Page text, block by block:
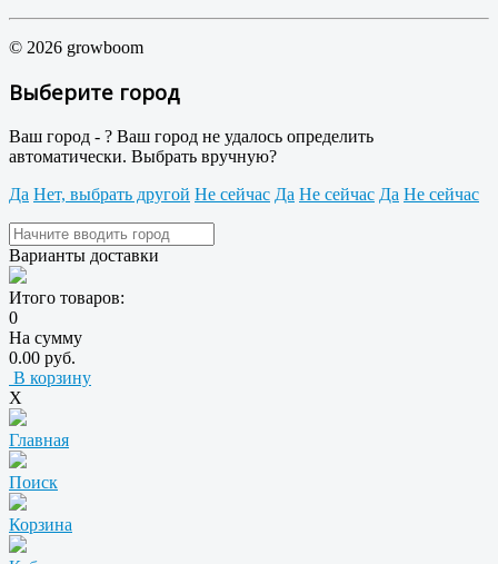
© 2026 growboom
Выберите город
Ваш город - ? Ваш город не удалось определить
автоматически. Выбрать вручную?
Да Нет, выбрать другой Не сейчас Да Не сейчас Да Не сейчас
Варианты доставки
Итого товаров:
0
На сумму
0.00 руб.
В корзину
X
Главная
Поиск
Корзина